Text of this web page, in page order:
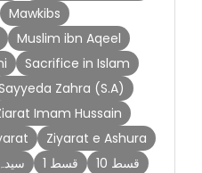
Mawkibs
Muslim ibn Aqeel
Sacrifice in Islam
Zahra (S.A)
Imam Hussain
Ziyarat e Ashura
قسط 1
قسط 10